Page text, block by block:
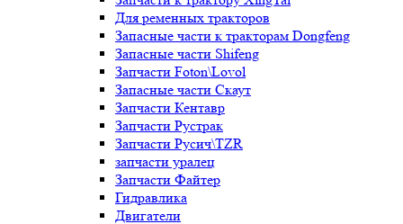
Для ременных тракторов
Запасные части к тракторам Dongfeng
Запасные части Shifeng
Запчасти Foton\Lovol
Запасные части Скаут
Запчасти Кентавр
Запчасти Рустрак
Запчасти Русич\TZR
запчасти уралец
Запчасти Файтер
Гидравлика
Двигатели